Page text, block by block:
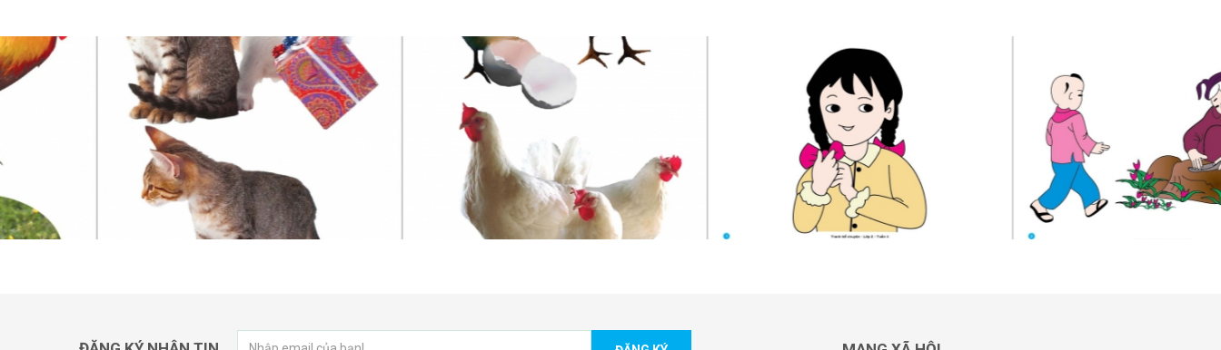
TỰ NHIÊN XÃ HỘI-LỚP 1_2 TỰ NHIÊN XÃ HỘI-LỚP 1_1 KỂ CHUYỆN-LỚP 2(TẬP 1_4) KẾ CHUYỆN-LỚP 2(TẬP 1_3)